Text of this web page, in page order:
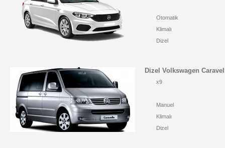
Otomatik
Klimalı
Dizel
Dizel Volkswagen
x9
Manuel
Klimalı
Dizel